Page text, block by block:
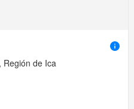
Región de Ica